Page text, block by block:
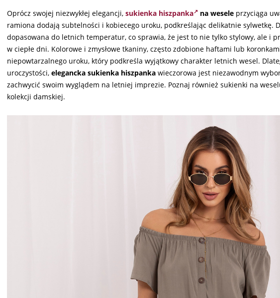
Oprócz swojej niezwykłej elegancji, sukienka hiszpanka na wesele przyciąga
ramiona dodają subtelności i kobiecego uroku, podkreślając delikatnie sylwetkę.
dopasowana do letnich temperatur, co sprawia, że jest to nie tylko stylowy, ale i
w ciepłe dni. Kolorowe i zmysłowe tkaniny, często zdobione haftami lub
niepowtarzalnego uroku, który podkreśla wyjątkowy charakter letnich wesel.
uroczystości, elegancka sukienka hiszpanka wieczorowa jest niezawodnym
zachwycić swoim wyglądem na letniej imprezie. Poznaj również sukienki na
kolekcji damskiej.